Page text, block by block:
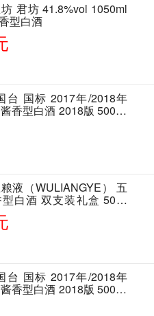
君坊 41.8%vol 1050ml
型白酒
台 国标 2017年/2018年
香型白酒 2018版 500ml
液（WULIANGYE） 五
白酒 双支装礼盒 50度
含酒具
台 国标 2017年/2018年
香型白酒 2018版 500ml